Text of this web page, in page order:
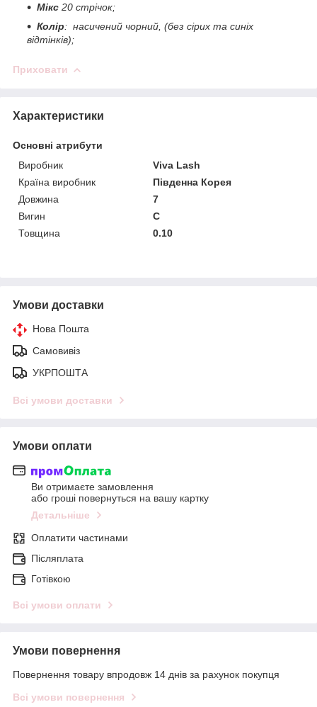
Мікс 20 стрічок;
Колір: насичений чорний, (без сірих та синіх
відтінків);
Приховати
Характеристики
Основні атрибути
Виробник
Viva Lash
Країна виробник
Південна Корея
Довжина
7
Вигин
C
Товщина
0.10
Умови доставки
Нова Пошта
Самовивіз
УКРПОШТА
Всі умови доставки
Умови оплати
Ви отримаєте замовлення
або гроші повернуться на вашу картку
Детальніше
Оплатити частинами
Післяплата
Готівкою
Всі умови оплати
Умови повернення
Повернення товару впродовж 14 днів за рахунок покупця
Всі умови повернення